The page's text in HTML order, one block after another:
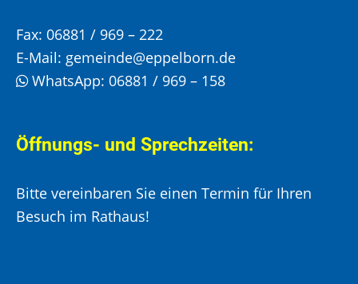
Fax: 06881 / 969 – 222
E-Mail: gemeinde@eppelborn.de
WhatsApp: 06881 / 969 – 158
Öffnungs- und Sprechzeiten:
Bitte vereinbaren Sie einen Termin für Ihren
Besuch im Rathaus!